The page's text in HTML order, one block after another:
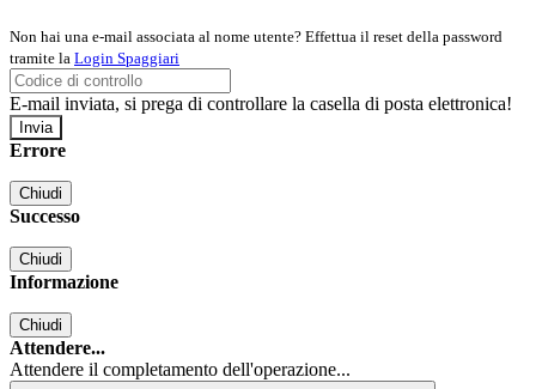
Non hai una e-mail associata al nome utente? Effettua il reset della password
tramite la Login Spaggiari
E-mail inviata, si prega di controllare la casella di posta elettronica!
Errore
Chiudi
Successo
Chiudi
Informazione
Chiudi
Attendere...
Attendere il completamento dell'operazione...